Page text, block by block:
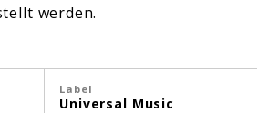
werden.
Label
Universal Music